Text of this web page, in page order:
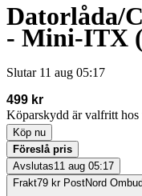
Datorlåda/
- Mini-ITX
Slutar 11 aug 05:17
499 kr
Köparskydd är valfritt hos
Köp nu
Föreslå pris
Avslutas11 aug 05:17
Frakt79 kr PostNord Ombud